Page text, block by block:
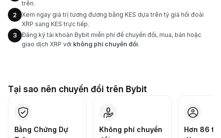
trên.
2
Xem ngay giá trị tương đương bằng KES dựa trên tỷ giá hối đoái
XRP sang KES trực tiếp.
3
Đăng ký tài khoản Bybit miễn phí để chuyển đổi, mua, bán hoặc
giao dịch XRP với không phí chuyển đổi.
Tại sao nên chuyển đổi trên Bybit
Bằng Chứng Dự
Không phí chuyển
Hơn 86